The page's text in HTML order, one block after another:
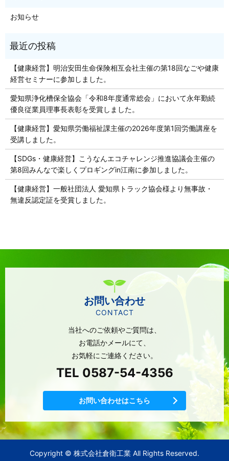
お知らせ
【健康経営】明治安田生命保険相互会社主催の第18回なごや健康
経営セミナーに参加しました。
愛知県浄化槽保全協会「令和8年度通常総会」において永年勤続
優良従業員理事長表彰を受賞しました。
【健康経営】愛知県労働福祉課主催の2026年度第1回労働講座を
受講しました。
【SDGs・健康経営】こうなんエコチャレンジ推進協議会主催の
第8回みんなで楽しくプロギングin江南に参加しました。
【健康経営】一般社団法人 愛知県トラック協会様より無事故・
無違反認定証を受賞しました。
お問い合わせ
CONTACT
当社へのご依頼やご質問は、
お電話かメールにて、
お気軽にご連絡ください。
TEL 0587-54-4356
お問い合わせはこちら
Copyright © 株式会社倉衛工業 All Rights Reserved.